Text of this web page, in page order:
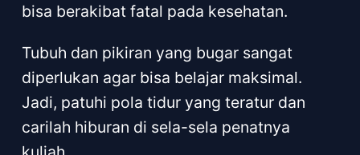
bisa berakibat fatal pada kesehatan.
Tubuh dan pikiran yang bugar sangat
diperlukan agar bisa belajar maksimal.
Jadi, patuhi pola tidur yang teratur dan
carilah hiburan di sela-sela penatnya